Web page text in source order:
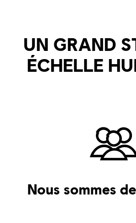
UN GRAND
ÉCHELLE
Nous sommes